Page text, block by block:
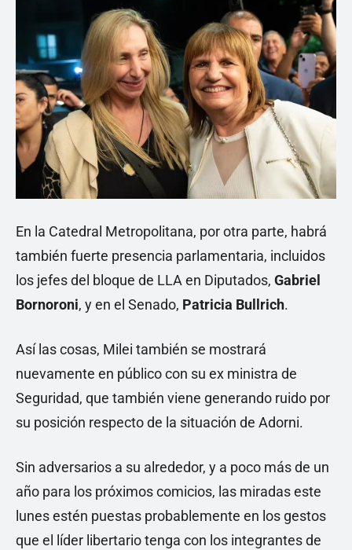
En la Catedral Metropolitana, por otra parte, habrá
también fuerte presencia parlamentaria, incluidos
los jefes del bloque de LLA en Diputados, Gabriel
Bornoroni, y en el Senado, Patricia Bullrich.
Así las cosas, Milei también se mostrará
nuevamente en público con su ex ministra de
Seguridad, que también viene generando ruido por
su posición respecto de la situación de Adorni.
Sin adversarios a su alrededor, y a poco más de un
año para los próximos comicios, las miradas este
lunes estén puestas probablemente en los gestos
que el líder libertario tenga con los integrantes de